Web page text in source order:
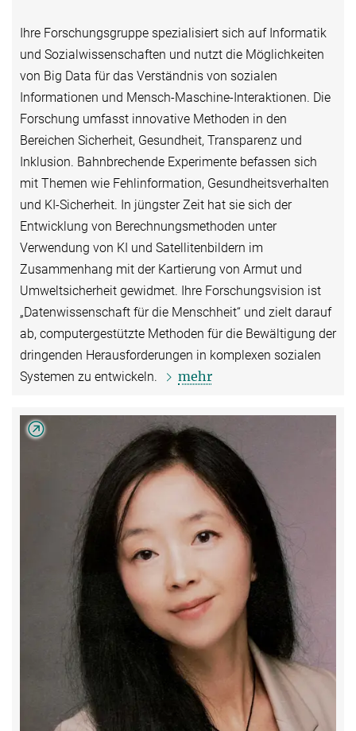
Ihre Forschungsgruppe spezialisiert sich auf Informatik
und Sozialwissenschaften und nutzt die Möglichkeiten
von Big Data für das Verständnis von sozialen
Informationen und Mensch-Maschine-Interaktionen. Die
Forschung umfasst innovative Methoden in den
Bereichen Sicherheit, Gesundheit, Transparenz und
Inklusion. Bahnbrechende Experimente befassen sich
mit Themen wie Fehlinformation, Gesundheitsverhalten
und KI-Sicherheit. In jüngster Zeit hat sie sich der
Entwicklung von Berechnungsmethoden unter
Verwendung von KI und Satellitenbildern im
Zusammenhang mit der Kartierung von Armut und
Umweltsicherheit gewidmet. Ihre Forschungsvision ist
„Datenwissenschaft für die Menschheit“ und zielt darauf
ab, computergestützte Methoden für die Bewältigung der
dringenden Herausforderungen in komplexen sozialen
Systemen zu entwickeln.
mehr